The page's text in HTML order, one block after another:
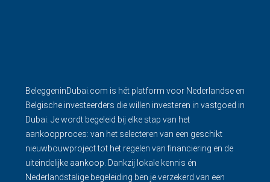
BeleggeninDubai.com is hét platform voor Nederlandse en
Belgische investeerders die willen investeren in vastgoed in
Dubai. Je wordt begeleid bij elke stap van het
aankoopproces: van het selecteren van een geschikt
nieuwbouwproject tot het regelen van financiering en de
uiteindelijke aankoop. Dankzij lokale kennis én
Nederlandstalige begeleiding ben je verzekerd van een